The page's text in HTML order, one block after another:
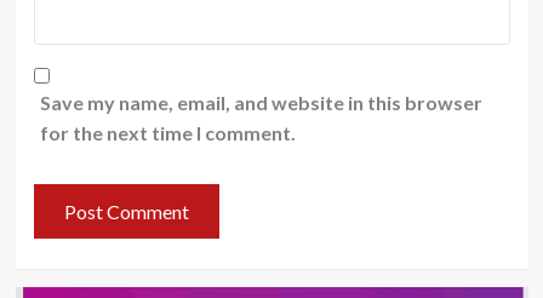
Save my name, email, and website in this browser
for the next time I comment.